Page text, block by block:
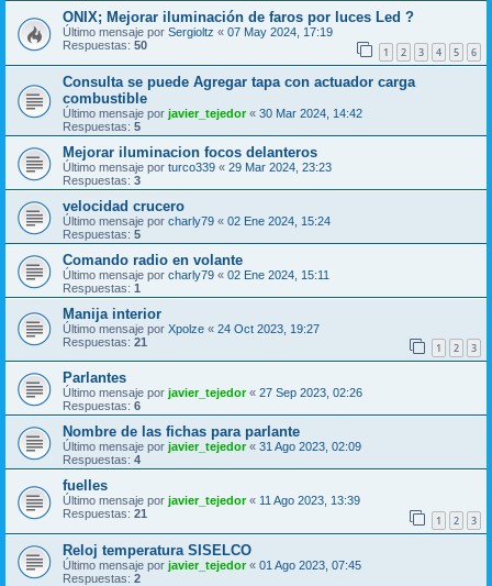
ONIX; Mejorar iluminación de faros por luces Led ?
Último mensaje por Sergioltz « 07 May 2024, 17:19
Respuestas: 50 1 2 3 4 5 6
Consulta se puede Agregar tapa con actuador carga
combustible
Último mensaje por javier_tejedor« 30 Mar 2024, 14:42
Respuestas: 5
Mejorar iluminacion focos delanteros
Último mensaje por turco339 « 29 Mar 2024, 23:23
Respuestas: 3
velocidad crucero
Último mensaje por charly79 « 02 Ene 2024, 15:24
Respuestas: 5
Comando radio en volante
Último mensaje por charly79 « 02 Ene 2024, 15:11
Respuestas: 1
Manija interior
Último mensaje por Xpolze « 24 Oct 2023, 19:27
Respuestas: 21 1 2 3
Parlantes
Último mensaje por javier_tejedor« 27 Sep 2023, 02:26
Respuestas: 6
Nombre de las fichas para parlante
Último mensaje por javier_tejedor« 31 Ago 2023, 02:09
Respuestas: 4
fuelles
Último mensaje por javier_tejedor« 11 Ago 2023, 13:39
Respuestas: 21 1 2 3
Reloj temperatura SISELCO
Último mensaje por javier_tejedor« 01 Ago 2023, 07:45
Respuestas: 2